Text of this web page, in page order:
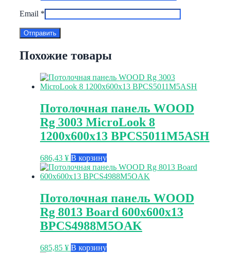
Email *
Похожие товары
Потолочная панель WOOD
Rg 3003 MicroLook 8
1200x600x13 BPCS5011M5ASH
686,43 ¥ В корзину
Потолочная панель WOOD
Rg 8013 Board 600x600x13
BPCS4988M5OAK
685,85 ¥ В корзину